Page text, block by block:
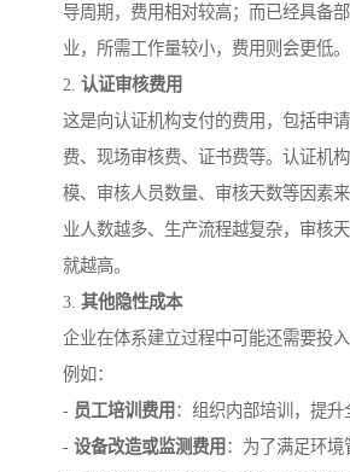
导周期，费用相对较高；而已经具备
业，所需工作量较小，费用则会更低。
2. 认证审核费用
这是向认证机构支付的费用，包括申
费、现场审核费、证书费等。认证机
模、审核人员数量、审核天数等因素
业人数越多、生产流程越复杂，审核
就越高。
3. 其他隐性成本
企业在体系建立过程中可能还需要投入
例如：
- 员工培训费用 ：组织内部培训，提升
- 设备改造或监测费用 ：为了满足环